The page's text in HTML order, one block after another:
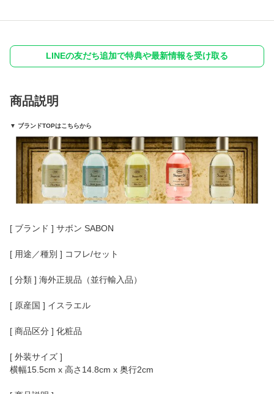
LINEの友だち追加で特典や最新情報を受け取る
商品説明
▼ ブランドTOPはこちらから
[ ブランド ] サボン SABON
[ 用途／種別 ] コフレ/セット
[ 分類 ] 海外正規品（並行輸入品）
[ 原産国 ] イスラエル
[ 商品区分 ] 化粧品
[ 外装サイズ ]
横幅15.5cm x 高さ14.8cm x 奥行2cm